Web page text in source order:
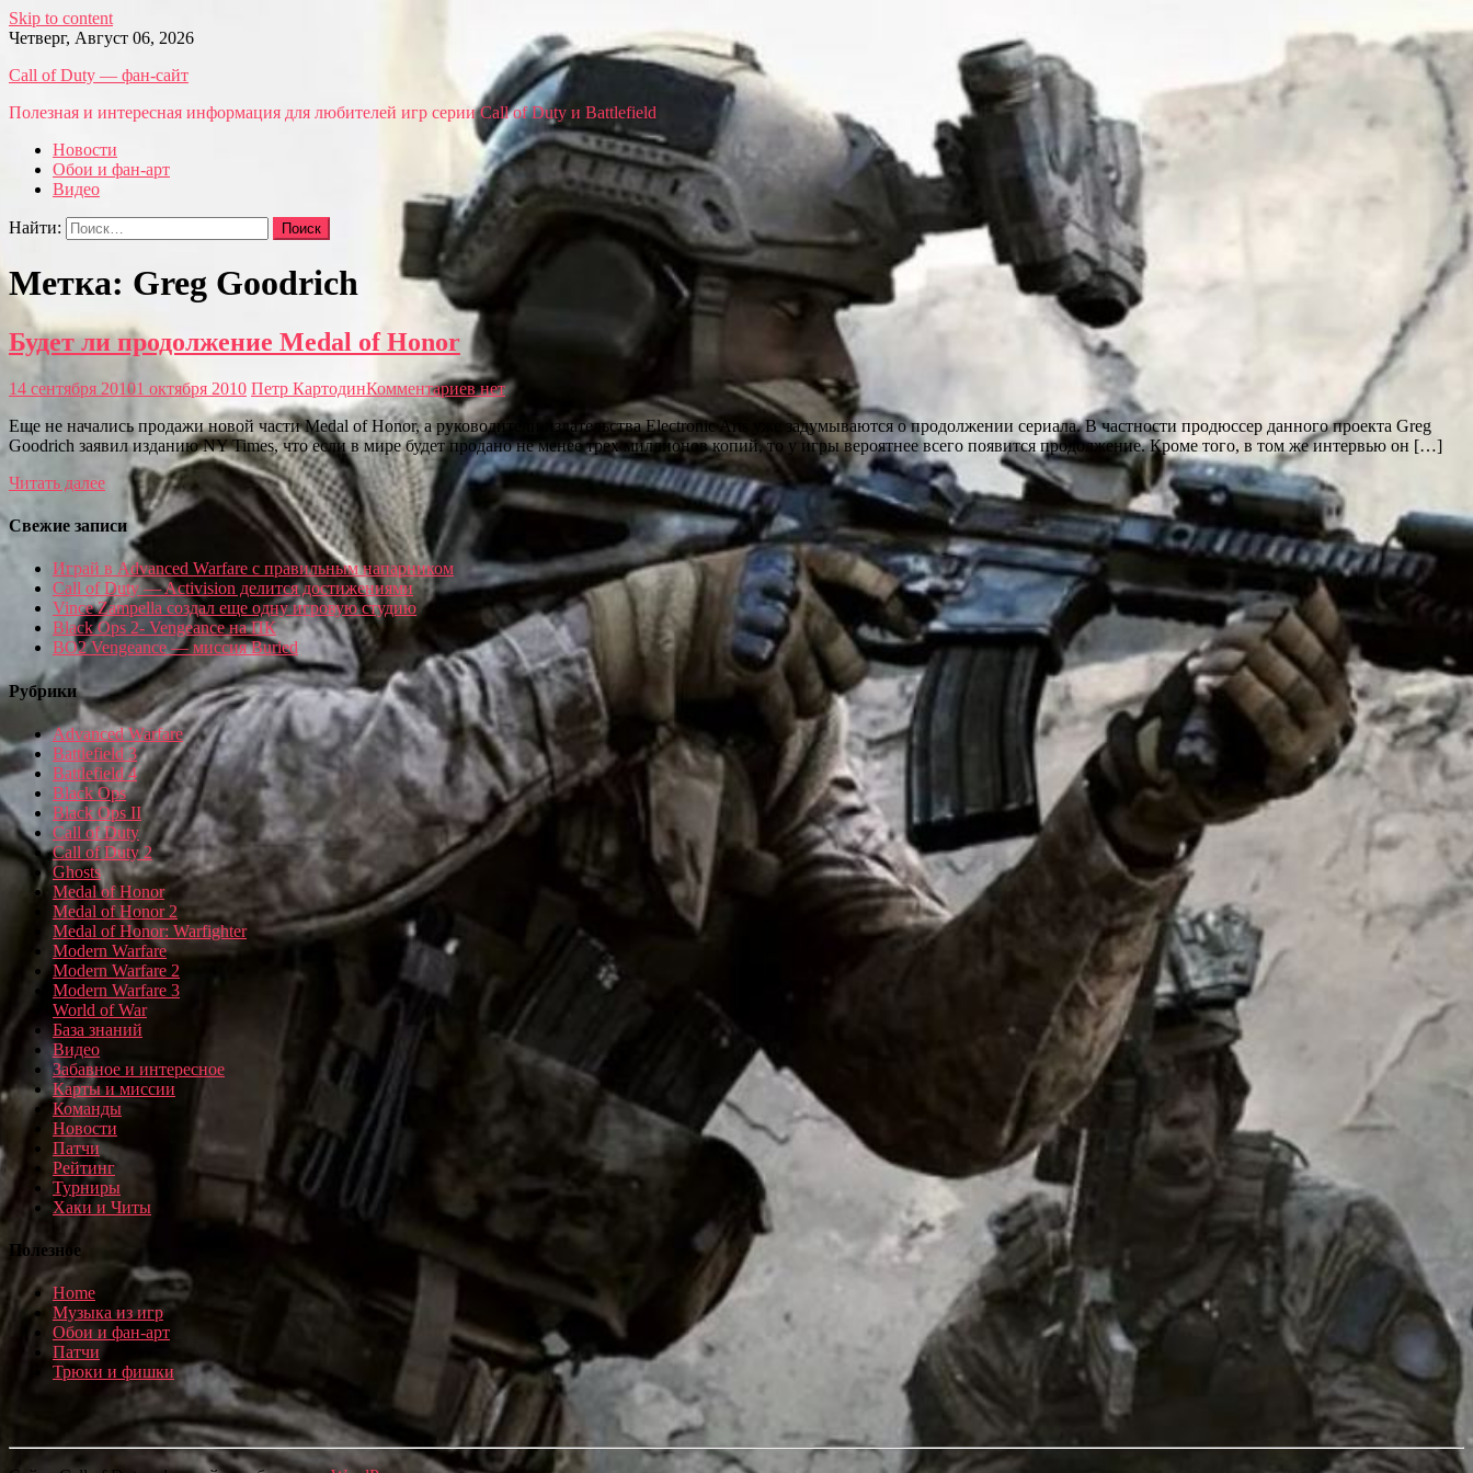
Skip to content
Четверг, Август 06, 2026
Call of Duty — фан-сайт
Полезная и интересная информация для любителей игр серии Call of Duty и Battlefield
Новости
Обои и фан-арт
Видео
Найти:
Метка: Greg Goodrich
Будет ли продолжение Medal of Honor
14 сентября 20101 октября 2010 Петр КартодинКомментариев нет
Еще не начались продажи новой части Medal of Honor, а руководители издательства Electronic Arts уже задумываются о продолжении сериала. В частности продюссер данного проекта Greg
Goodrich заявил изданию NY Times, что если в мире будет продано не менее трех миллионов копий, то у игры вероятнее всего появится продолжение. Кроме того, в том же интервью он […]
Читать далее
Свежие записи
Играй в Advanced Warfare с правильным напарником
Call of Duty — Activision делится достижениями
Vince Zampella создал еще одну игровую студию
Black Ops 2- Vengeance на ПК
BO2 Vengeance — миссия Buried
Рубрики
Advanced Warfare
Battlefield 3
Battlefield 4
Black Ops
Black Ops II
Call of Duty
Call of Duty 2
Ghosts
Medal of Honor
Medal of Honor 2
Medal of Honor: Warfighter
Modern Warfare
Modern Warfare 2
Modern Warfare 3
World of War
База знаний
Видео
Забавное и интересное
Карты и миссии
Команды
Новости
Патчи
Рейтинг
Турниры
Хаки и Читы
Полезное
Home
Музыка из игр
Обои и фан-арт
Патчи
Трюки и фишки